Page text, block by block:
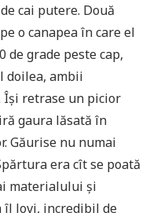
cai putere. Două
o canapea în care el
de grade peste cap,
doilea, ambii
retrase un picior
gaura lăsată în
Găurise nu numai
era cît se poată
materialului și
îl lovi, incredibil de